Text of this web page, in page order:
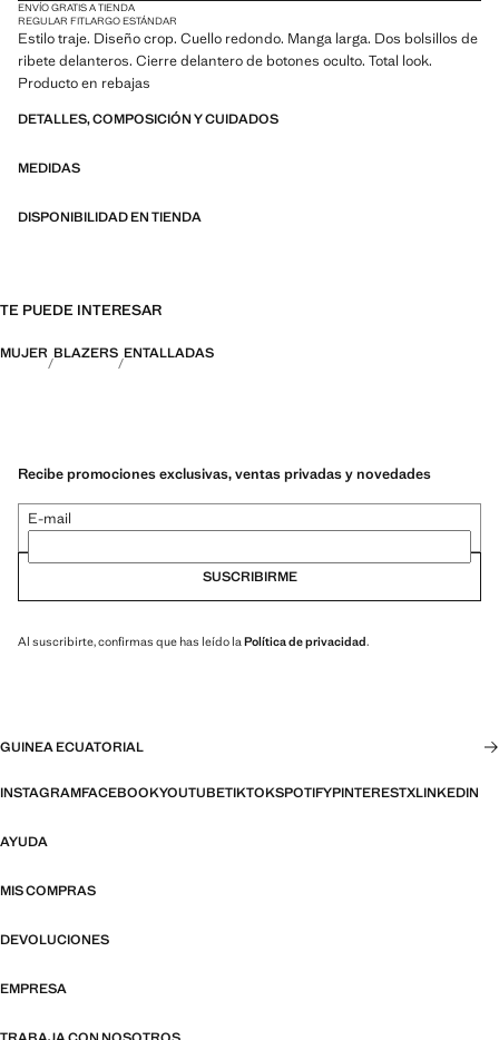
ENVÍO GRATIS A TIENDA
REGULAR FITLARGO ESTÁNDAR
Estilo traje. Diseño crop. Cuello redondo. Manga larga. Dos bolsillos de
ribete delanteros. Cierre delantero de botones oculto. Total look.
Producto en rebajas
DETALLES, COMPOSICIÓN Y CUIDADOS
MEDIDAS
DISPONIBILIDAD EN TIENDA
TE PUEDE INTERESAR
MUJER BLAZERS ENTALLADAS
Recibe promociones exclusivas, ventas privadas y novedades
E-mail
SUSCRIBIRME
Al suscribirte, confirmas que has leído laPolítica de privacidad.
GUINEA ECUATORIAL
INSTAGRAMFACEBOOKYOUTUBETIKTOKSPOTIFYPINTERESTXLINKEDIN
AYUDA
MIS COMPRAS
DEVOLUCIONES
EMPRESA